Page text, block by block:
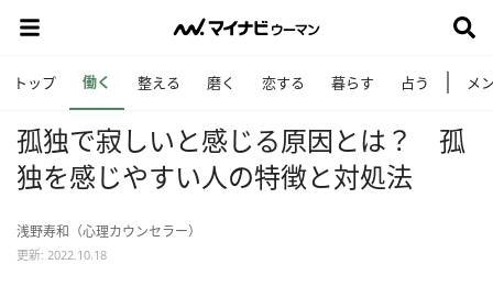
トップ 働く 整える 磨く 恋する 暮らす 占う メ
孤独で寂しいと感じる原因とは？ 孤
独を感じやすい人の特徴と対処法
浅野寿和（心理カウンセラー）
更新: 2022.10.18